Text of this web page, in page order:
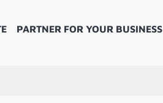
PARTNER FOR YOUR BUSINESS